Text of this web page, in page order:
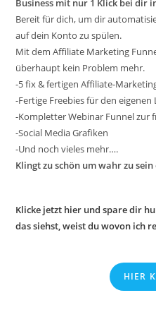
Business mit nur 1 Klick bei dir
Bereit für dich, um dir
auf dein Konto zu spülen.
Mit dem Affiliate Marketing
überhaupt kein Problem mehr.
-5 fix & fertigen Affiliate-
-Fertige Freebies für den eigenen
-Kompletter Webinar Funnel zur
-Social Media Grafiken
-Und noch vieles mehr….
Klingt zu schön um wahr zu sein
Klicke jetzt hier und spare dir
das siehst, weist du wovon ich
HIER